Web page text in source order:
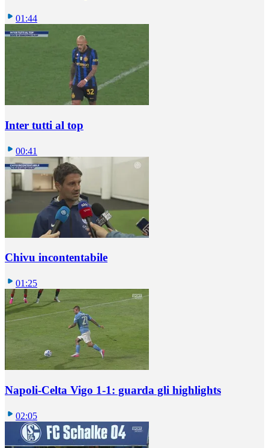
01:44
Inter tutti al top
00:41
Chivu incontentabile
01:25
Napoli-Celta Vigo 1-1: guarda gli highlights
02:05